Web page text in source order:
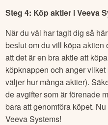
Steg 4: Köp aktier iVeeva
När du väl har tagit dig så
beslut om du vill köpa aktien
att det är en bra aktie att
köpknappen och anger
väljer hur många aktier).
de avgifter som är förenade
bara att genomföra köpet.
Veeva Systems!